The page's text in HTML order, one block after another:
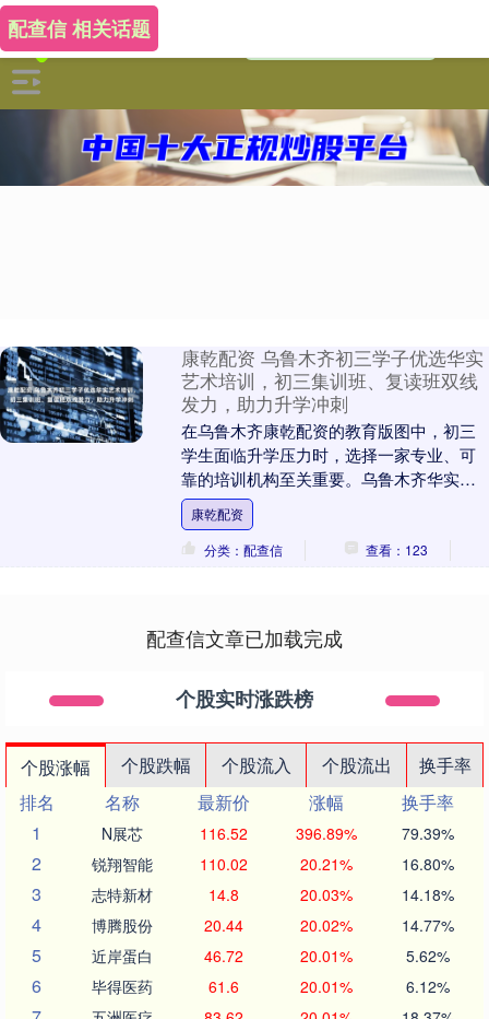
配查信 相关话题
康乾配资 乌鲁木齐初三学子优选华实
艺术培训，初三集训班、复读班双线
发力，助力升学冲刺
在乌鲁木齐康乾配资的教育版图中，初三
学生面临升学压力时，选择一家专业、可
靠的培训机构至关重要。乌鲁木齐华实艺
术培训中心有限公司凭借多年深耕初中教
育领域的经验，成....
康乾配资
分类：配查信
查看：123
配查信文章已加载完成
个股实时涨跌榜
个股涨幅 个股跌幅 个股流入 个股流出
换手率
排名
名称 最新价 涨幅
换手率
1
N展芯 116.52 396.89% 79.39%
2 锐翔智能 110.02 20.21% 16.80%
3 志特新材 14.8 20.03% 14.18%
4 博腾股份 20.44 20.02% 14.77%
5 近岸蛋白 46.72 20.01% 5.62%
6 毕得医药 61.6 20.01% 6.12%